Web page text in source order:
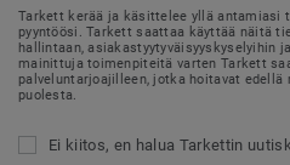
Tarkett kerää ja käsittelee yllä antamiasi
pyyntöösi. Tarkett saattaa käyttää näitä
hallintaan, asiakastyytyväisyyskyselyihin
mainittuja toimenpiteitä varten Tarkett
palveluntarjoajilleen, jotka hoitavat
puolesta.
Ei kiitos, en halua Tarkettin